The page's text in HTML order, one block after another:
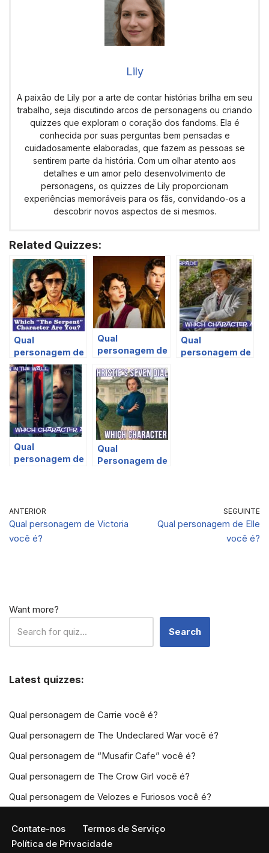
Lily
A paixão de Lily por a arte de contar histórias brilha em seu
trabalho, seja discutindo arcos de personagens ou criando
quizzes que exploram o coração dos fandoms. Ela é
conhecida por suas perguntas bem pensadas e
cuidadosamente elaboradas, que fazem as pessoas se
sentirem parte da história. Com um olhar atento aos
detalhes e um amor pelo desenvolvimento de
personagens, os quizzes de Lily proporcionam
experiências memoráveis para os fãs, convidando-os a
descobrir novos aspectos de si mesmos.
Related Quizzes:
Qual
personagem de
The Serpent
você é?
Qual
personagem de
They Ask
Evans?” você
é?
Qual
personagem de
Qual
personagem de
Qual
Personagem de
ANTERIOR
Qual personagem de Victoria
você é?
SEGUINTE
Qual personagem de Elle
você é?
Want more?
Search
Latest quizzes:
Qual personagem de Carrie você é?
Qual personagem de The Undeclared War você é?
Qual personagem de “Musafir Cafe” você é?
Qual personagem de The Crow Girl você é?
Qual personagem de Velozes e Furiosos você é?
Contate-nos
Termos de Serviço
Política de Privacidade